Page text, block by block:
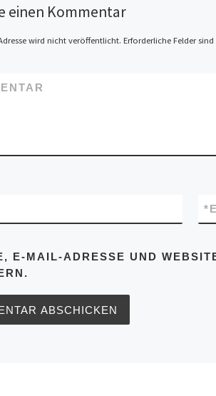
einen Kommentar
wird nicht veröffentlicht. Erforderliche Felder
*
E-MAIL-ADRESSE UND